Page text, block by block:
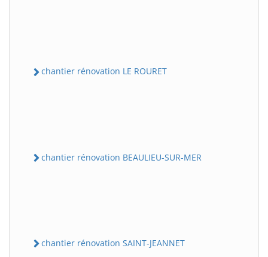
chantier rénovation LE ROURET
chantier rénovation BEAULIEU-SUR-MER
chantier rénovation SAINT-JEANNET